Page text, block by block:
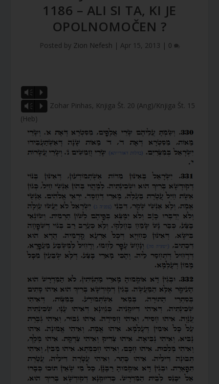
1186 – ALI SI TA, KI JE
OPOLNOMOČEN ?
Posted by Zion Nefesh | Apr 15, 2013 | 0
Vm
P
Vm
P
Zohar Pinhas, Knjiga Št. 20 (Ang)/Knjiga Št. 15
(Heb)